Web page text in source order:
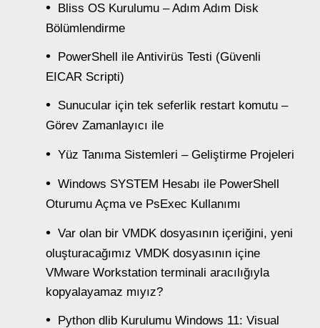
Bliss OS Kurulumu – Adım Adım Disk
Bölümlendirme
PowerShell ile Antivirüs Testi (Güvenli
EICAR Scripti)
Sunucular için tek seferlik restart komutu –
Görev Zamanlayıcı ile
Yüz Tanıma Sistemleri – Geliştirme Projeleri
Windows SYSTEM Hesabı ile PowerShell
Oturumu Açma ve PsExec Kullanımı
Var olan bir VMDK dosyasının içeriğini, yeni
oluşturacağımız VMDK dosyasının içine
VMware Workstation terminali aracılığıyla
kopyalayamaz mıyız?
Python dlib Kurulumu Windows 11: Visual